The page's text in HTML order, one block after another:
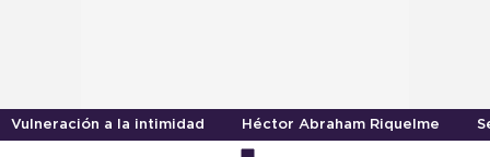
Vulneración a la intimidad Héctor Abraham Riquelme